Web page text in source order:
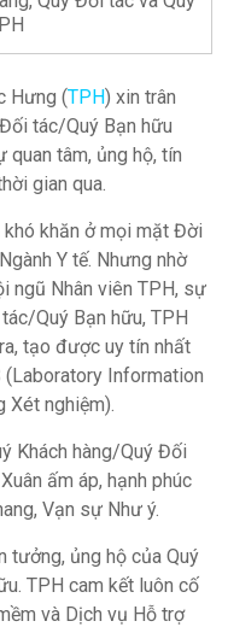
Hưng (TPH) xin trân
tác/Quý Bạn hữu
quan tâm, ủng hộ, tín
gian qua.
khăn ở mọi mặt Đời
Y tế. Nhưng nhờ
ngũ Nhân viên TPH, sự
Quý Bạn hữu, TPH
tạo được uy tín nhất
Information
nghiệm).
Khách hàng/Quý Đối
ấm áp, hạnh phúc
Vạn sự Như ý.
tưởng, ủng hộ của Quý
TPH cam kết luôn cố
và Dịch vụ Hỗ trợ